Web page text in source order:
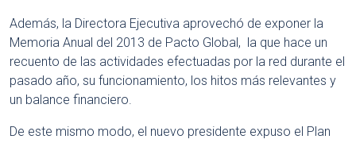
Además, la Directora Ejecutiva aprovechó de exponer la
Memoria Anual del 2013 de Pacto Global, la que hace un
recuento de las actividades efectuadas por la red durante el
pasado año, su funcionamiento, los hitos más relevantes y
un balance financiero.
De este mismo modo, el nuevo presidente expuso el Plan